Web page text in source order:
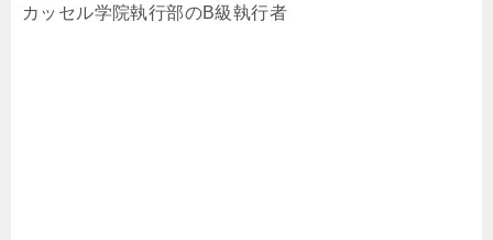
カッセル学院執行部のB級執行者